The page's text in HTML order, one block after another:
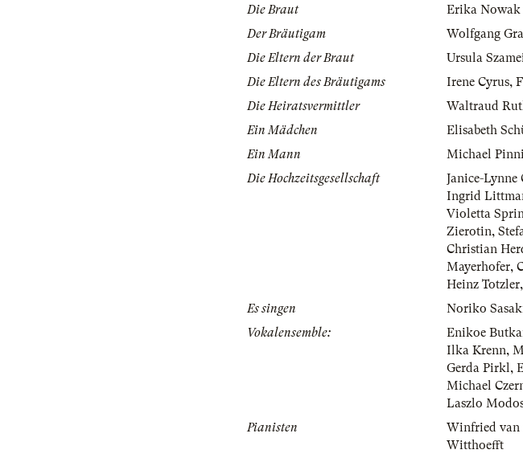
Die Braut
Erika Nowak
Der Bräutigam
Wolfgang
Die Eltern der Braut
Ursula
Die Eltern des Bräutigams
Irene Cyrus,
Die Heiratsvermittler
Waltraud
Ein Mädchen
Elisabeth
Ein Mann
Michael
Die Hochzeitsgesellschaft
Janice-Lynne
Ingrid
Violetta
Zierotin,
Christian
Mayerhofer,
Heinz Totzler,
Es singen
Noriko
Vokalensemble:
Enikoe
Ilka Krenn,
Gerda Pirkl,
Michael
Laszlo
Pianisten
Winfried van
Witthoefft